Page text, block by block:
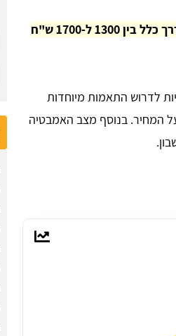
המחיר להלבשת אמבטיה נע בדרך כלל בין 1300 ל-1700 ש"ח
לדרוש התאמות מיוחדות
על המחיר. בנוסף מצב האמבטיה